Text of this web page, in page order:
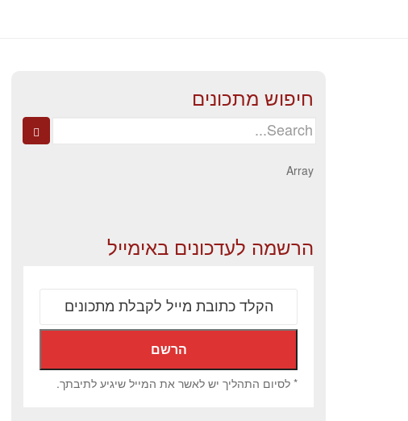
חיפוש מתכונים
Search
Array
הרשמה לעדכונים באימייל
* לסיום התהליך יש לאשר את המייל שיגיע לתיבתך.